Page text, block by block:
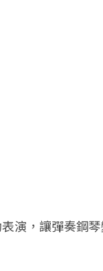
演，讓彈奏鋼琴